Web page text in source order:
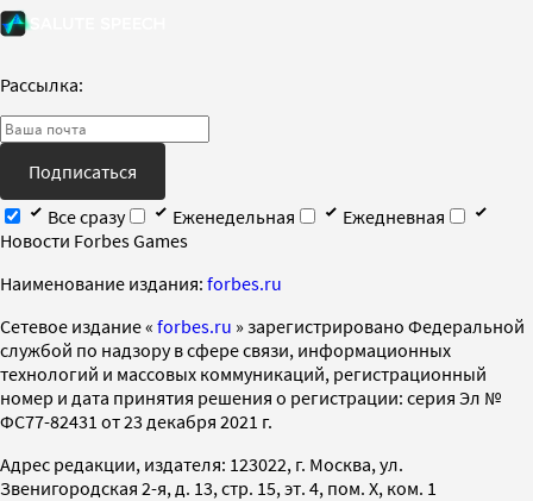
Рассылка:
Подписаться
Все сразу
Еженедельная
Ежедневная
Новости Forbes Games
Наименование издания: forbes.ru
Cетевое издание « forbes.ru » зарегистрировано Федеральной
службой по надзору в сфере связи, информационных
технологий и массовых коммуникаций, регистрационный
номер и дата принятия решения о регистрации: серия Эл №
ФС77-82431 от 23 декабря 2021 г.
Адрес редакции, издателя: 123022, г. Москва, ул.
Звенигородская 2-я, д. 13, стр. 15, эт. 4, пом. X, ком. 1